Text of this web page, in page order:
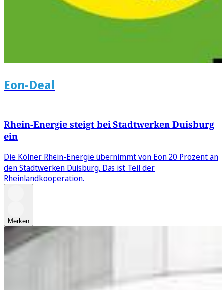
Eon-Deal
Rhein-Energie steigt bei Stadtwerken Duisburg
ein
Die Kölner Rhein-Energie übernimmt von Eon 20 Prozent an
den Stadtwerken Duisburg. Das ist Teil der
Rheinlandkooperation.
Merken